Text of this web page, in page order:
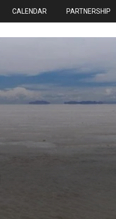
CALENDAR PARTNERSHIP